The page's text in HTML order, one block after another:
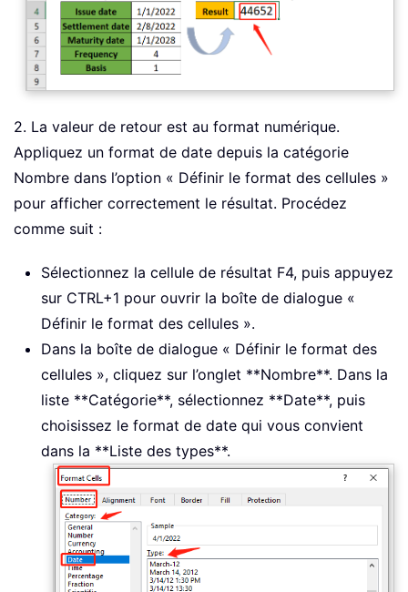
2. La valeur de retour est au format numérique.
Appliquez un format de date depuis la catégorie
Nombre dans l’option « Définir le format des cellules »
pour afficher correctement le résultat. Procédez
comme suit :
Sélectionnez la cellule de résultat F4, puis appuyez
sur CTRL+1 pour ouvrir la boîte de dialogue «
Définir le format des cellules ».
Dans la boîte de dialogue « Définir le format des
cellules », cliquez sur l’onglet **Nombre**. Dans la
liste **Catégorie**, sélectionnez **Date**, puis
choisissez le format de date qui vous convient
dans la **Liste des types**.